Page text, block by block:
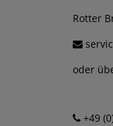
Rotter
oder
+49